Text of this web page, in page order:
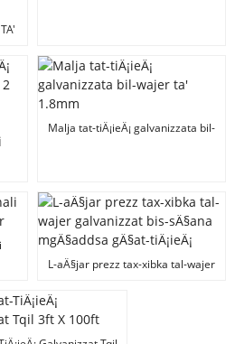
Malja tat-tiÄ¡ieÄ¡ galvanizzata bil-
L-aÄ§jar prezz tax-xibka tal-wajer